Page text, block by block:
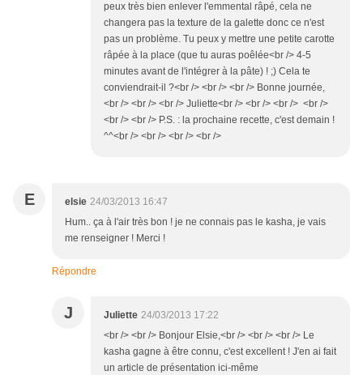
peux très bien enlever l'emmental râpé, cela ne
changera pas la texture de la galette donc ce n'est
pas un problème. Tu peux y mettre une petite carotte
râpée à la place (que tu auras poêlée<br /> 4-5
minutes avant de l'intégrer à la pâte) ! ;) Cela te
conviendrait-il ?<br /> <br /> <br /> Bonne journée,
<br /> <br /> <br /> Juliette<br /> <br /> <br /> <br />
<br /> <br /> P.S. : la prochaine recette, c'est demain !
^^<br /> <br /> <br /> <br />
E elsie 24/03/2013 16:47
Hum.. ça à l'air très bon ! je ne connais pas le kasha, je vais
me renseigner ! Merci !
Répondre
J Juliette 24/03/2013 17:22
<br /> <br /> Bonjour Elsie,<br /> <br /> <br /> Le
kasha gagne à être connu, c'est excellent ! J'en ai fait
un article de présentation ici-même